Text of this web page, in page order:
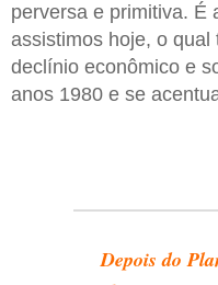
perversa e primitiva. É
assistimos hoje, o
declínio econômico e
anos 1980 e se
Depois do